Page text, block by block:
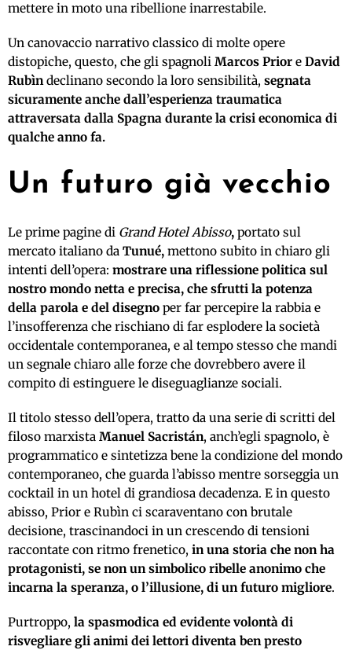
mettere in moto una ribellione inarrestabile.
Un canovaccio narrativo classico di molte opere
distopiche, questo, che gli spagnoli Marcos Prior e David
Rubìndeclinano secondo la loro sensibilità, segnata
sicuramente anche dall’esperienza traumatica
attraversata dalla Spagna durante la crisi economica di
qualche anno fa.
Un futuro già vecchio
Le prime pagine di Grand Hotel Abisso, portato sul
mercato italiano da Tunué, mettono subito in chiaro gli
intenti dell’opera: mostrare una riflessione politica sul
nostro mondo netta e precisa, che sfrutti la potenza
della parola e del disegno per far percepire la rabbia e
l’insofferenza che rischiano di far esplodere la società
occidentale contemporanea, e al tempo stesso che mandi
un segnale chiaro alle forze che dovrebbero avere il
compito di estinguere le diseguaglianze sociali.
Il titolo stesso dell’opera, tratto da una serie di scritti del
filoso marxista Manuel Sacristán, anch’egli spagnolo, è
programmatico e sintetizza bene la condizione del mondo
contemporaneo, che guarda l’abisso mentre sorseggia un
cocktail in un hotel di grandiosa decadenza. E in questo
abisso, Prior e Rubìn ci scaraventano con brutale
decisione, trascinandoci in un crescendo di tensioni
raccontate con ritmo frenetico, in una storia che non ha
protagonisti, se non un simbolico ribelle anonimo che
incarna la speranza, o l’illusione, di un futuro migliore.
Purtroppo, la spasmodica ed evidente volontà di
risvegliare gli animi dei lettori diventa ben presto